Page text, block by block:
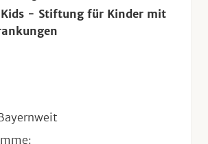
- Stiftung für Kinder mit